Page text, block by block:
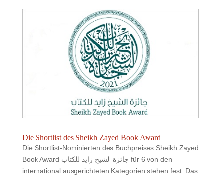
Die Shortlist des Sheikh Zayed Book Award
Die Shortlist-Nominierten des Buchpreises Sheikh Zayed
Book Award جائزة الشيخ زايد للكتاب für 6 von den
international ausgerichteten Kategorien stehen fest. Das